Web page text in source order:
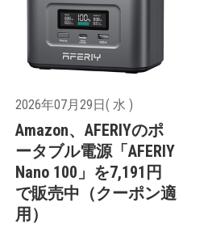
2026年07月29日( 水 )
Amazon、AFERIYのポ
ータブル電源「AFERIY
Nano 100」を7,191円
で販売中（クーポン適
用）